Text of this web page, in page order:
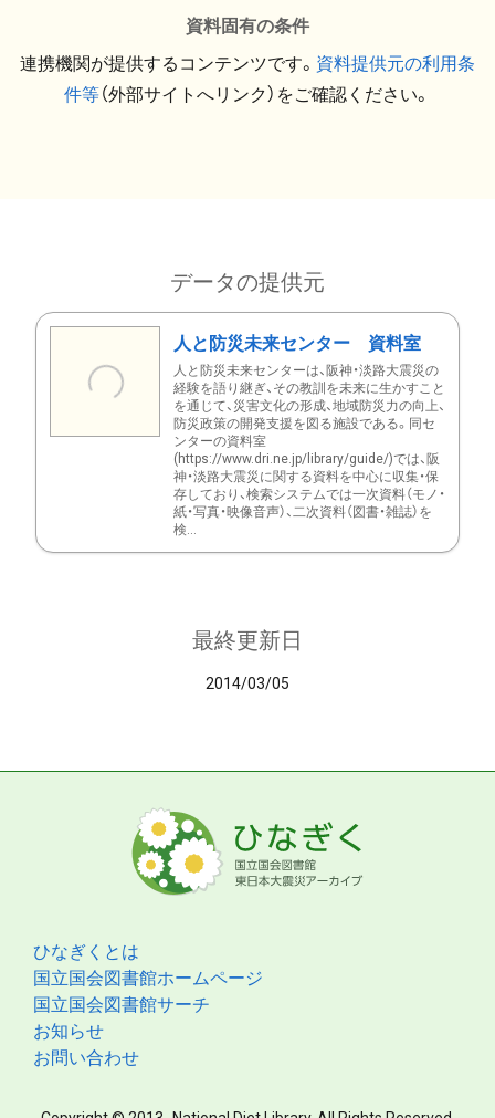
資料固有の条件
連携機関が提供するコンテンツです。 資料提供元の利用条
件等（外部サイトへリンク）をご確認ください。
データの提供元
人と防災未来センター 資料室
人と防災未来センターは、阪神・淡路大震災の
経験を語り継ぎ、その教訓を未来に生かすこと
を通じて、災害文化の形成、地域防災力の向上、
防災政策の開発支援を図る施設である。同セ
ンターの資料室
(https://www.dri.ne.jp/library/guide/)では、阪
神・淡路大震災に関する資料を中心に収集・保
存しており、検索システムでは一次資料（モノ・
紙・写真・映像音声）、二次資料（図書・雑誌）を
検...
最終更新日
2014/03/05
ひなぎくとは
国立国会図書館ホームページ
国立国会図書館サーチ
お知らせ
お問い合わせ